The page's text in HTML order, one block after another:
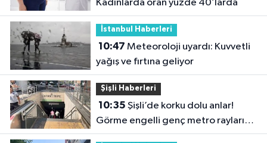
Kadınlarda oran yüzde 40’larda
İstanbul Haberleri
10:47
yağış ve fırtına geliyor
Şişli Haberleri
10:35
Görme engelli genç metro raylarına
düştü